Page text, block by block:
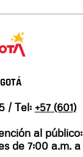
/ Tel: +57 (601)
al público:
de 7:00 a.m. a